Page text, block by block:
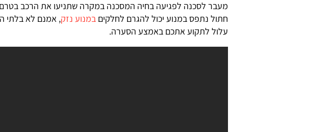
מעבר לסכנה לפגיעה בחיה המסכנה במקרה שתניעו את הרכב
חתול נתפס במנוע יכול להגרם לחלקים במנוע נזק, אמנם לא בלתי
עלול לתקוע אתכם באמצע הסערה.